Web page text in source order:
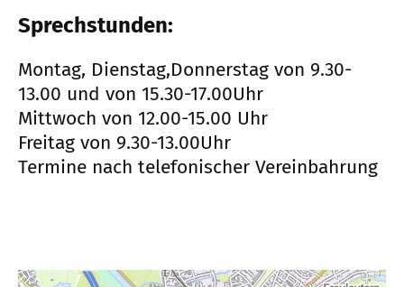
Sprechstunden:
Montag, Dienstag,Donnerstag von 9.30-
13.00 und von 15.30-17.00Uhr
Mittwoch von 12.00-15.00 Uhr
Freitag von 9.30-13.00Uhr
Termine nach telefonischer Vereinbahrung